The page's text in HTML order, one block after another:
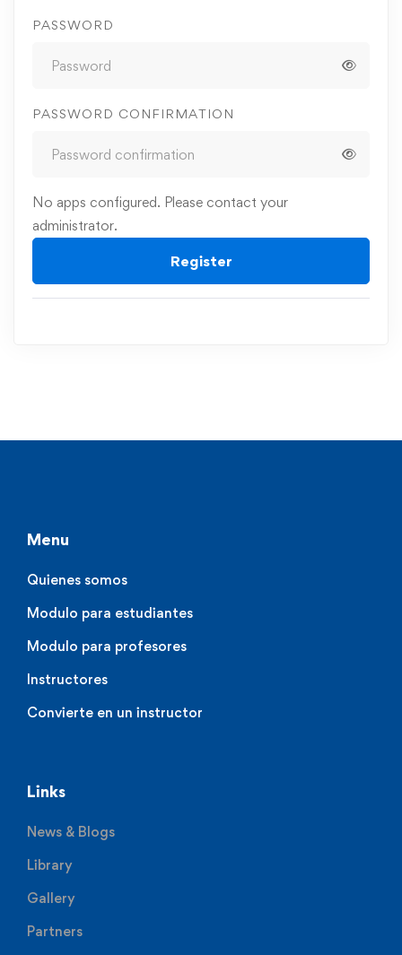
PASSWORD
PASSWORD CONFIRMATION
No apps configured. Please contact your
administrator.
Register
Menu
Quienes somos
Modulo para estudiantes
Modulo para profesores
Instructores
Convierte en un instructor
Links
News & Blogs
Library
Gallery
Partners